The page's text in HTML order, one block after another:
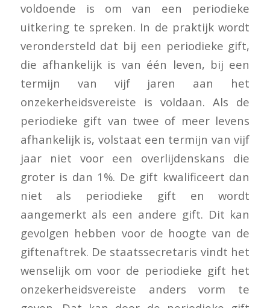
voldoende is om van een periodieke
uitkering te spreken. In de praktijk wordt
verondersteld dat bij een periodieke gift,
die afhankelijk is van één leven, bij een
termijn van vijf jaren aan het
onzekerheidsvereiste is voldaan. Als de
periodieke gift van twee of meer levens
afhankelijk is, volstaat een termijn van vijf
jaar niet voor een overlijdenskans die
groter is dan 1%. De gift kwalificeert dan
niet als periodieke gift en wordt
aangemerkt als een andere gift. Dit kan
gevolgen hebben voor de hoogte van de
giftenaftrek. De staatssecretaris vindt het
wenselijk om voor de periodieke gift het
onzekerheidsvereiste anders vorm te